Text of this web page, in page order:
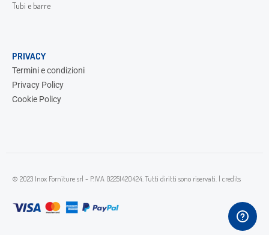
Tubi e barre
PRIVACY
Termini e condizioni
Privacy Policy
Cookie Policy
© 2023 Inox Forniture srl - P.IVA 02251420424. Tutti diritti sono riservati. | credits